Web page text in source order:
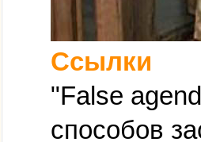
Ссылки
"False
способов